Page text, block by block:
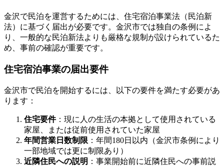
金沢で民泊を運営するためには、住宅宿泊事業法（民泊新
法）に基づく届出が必要です。金沢市では独自の条例によ
り、一般的な民泊新法よりも厳格な規制が設けられているた
め、事前の確認が重要です。
住宅宿泊事業の届出要件
金沢市で民泊を開始するには、以下の要件を満たす必要があ
ります：
住宅要件：現に人の生活の本拠として使用されている
家屋、または従前使用されていた家屋
年間営業日数制限 ：年間180日以内（金沢市条例により
一部地域では更に制限あり）
近隣住民への説明 ：事業開始前に近隣住民への事前説